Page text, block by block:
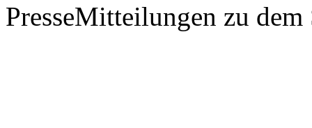
PresseMitteilungen zu